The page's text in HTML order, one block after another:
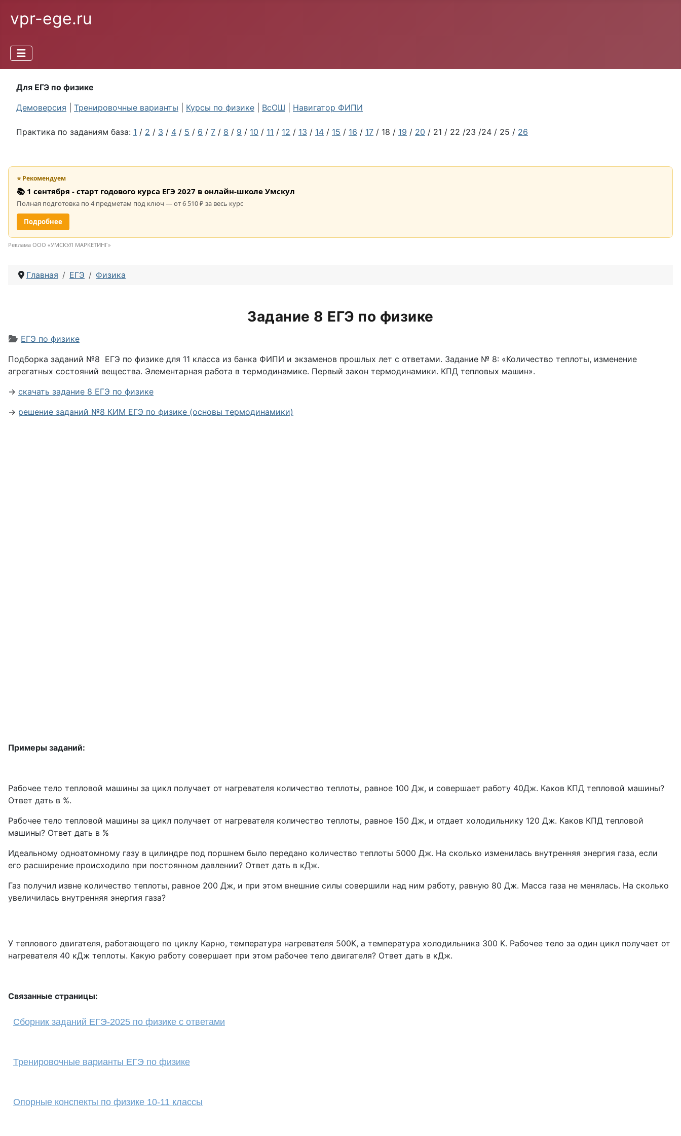
vpr-ege.ru
Для ЕГЭ по физике
Демоверсия
Тренировочные варианты Курсы по физике ВсОШ Навигатор ФИПИ
Практика по заданиям база: 1 / 2 / 3 / 4 / 5 / 6 / 7 / 8 / 9 / 10 / 11 / 12 / 13 / 14 / 15 / 16 / 17 / 18 / 19 / 20 / 21 / 22 /23 /24 / 25 / 26
⭐ Рекомендуем
📚 1 сентября - старт годового курса ЕГЭ 2027 в онлайн-школе Умскул
Полная подготовка по 4 предметам под ключ — от 6 510 ₽ за весь курс
Подробнее
Реклама ООО «УМСКУЛ МАРКЕТИНГ»
Главная ЕГЭ Физика
Задание 8 ЕГЭ по физике
Информация о материале
ЕГЭ по физике
Подборка заданий №8 ЕГЭ по физике для 11 класса из банка ФИПИ и экзаменов прошлых лет с ответами. Задание № 8: «Количество теплоты, изменение
агрегатных состояний вещества. Элементарная работа в термодинамике. Первый закон термодинамики. КПД тепловых машин».
→ скачать задание 8 ЕГЭ по физике
→ решениe заданий №8 КИМ ЕГЭ по физике (основы термодинамики)
Примеры заданий:
Рабочее тело тепловой машины за цикл получает от нагревателя количество теплоты, равное 100 Дж, и совершает работу 40Дж. Каков КПД тепловой машины?
Ответ дать в %.
Рабочее тело тепловой машины за цикл получает от нагревателя количество теплоты, равное 150 Дж, и отдает холодильнику 120 Дж. Каков КПД тепловой
машины? Ответ дать в %
Идеальному одноатомному газу в цилиндре под поршнем было передано количество теплоты 5000 Дж. На сколько изменилась внутренняя энергия газа, если
его расширение происходило при постоянном давлении? Ответ дать в кДж.
Газ получил извне количество теплоты, равное 200 Дж, и при этом внешние силы совершили над ним работу, равную 80 Дж. Масса газа не менялась. На сколько
увеличилась внутренняя энергия газа?
У теплового двигателя, работающего по циклу Карно, температура нагревателя 500К, а температура холодильника 300 К. Рабочее тело за один цикл получает от
нагревателя 40 кДж теплоты. Какую работу совершает при этом рабочее тело двигателя? Ответ дать в кДж.
Связанные страницы:
Сборник заданий ЕГЭ-2025 по физике с ответами
Тренировочные варианты ЕГЭ по физике
Опорные конспекты по физике 10-11 классы